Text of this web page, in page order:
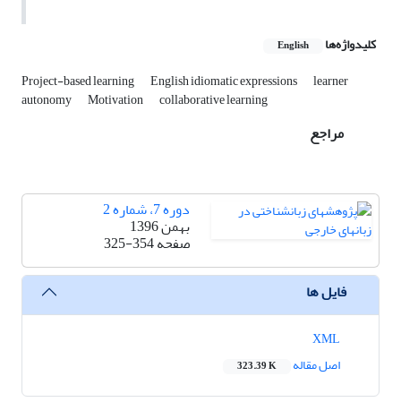
کلیدواژه‌ها English
Project-based learning English idiomatic expressions learner
autonomy Motivation collaborative learning
مراجع
دوره 7، شماره 2
بهمن 1396
صفحه325-354
فایل ها
اصل مقاله
323.39 K